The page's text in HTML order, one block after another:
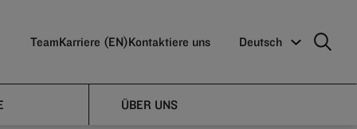
TeamKarriere (EN)Kontaktiere uns Deutsch
ÜBER UNS